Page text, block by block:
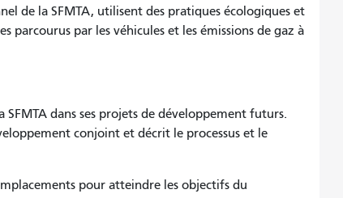
de la SFMTA, utilisent des pratiques écologiques et
parcourus par les véhicules et les émissions de gaz à
dans ses projets de développement futurs.
conjoint et décrit le processus et le
pour atteindre les objectifs du